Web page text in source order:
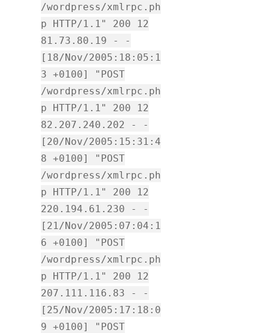
/wordpress/xmlrpc.ph
p HTTP/1.1" 200 12
81.73.80.19 - -
[18/Nov/2005:18:05:1
3 +0100] "POST
/wordpress/xmlrpc.ph
p HTTP/1.1" 200 12
82.207.240.202 - -
[20/Nov/2005:15:31:4
8 +0100] "POST
/wordpress/xmlrpc.ph
p HTTP/1.1" 200 12
220.194.61.230 - -
[21/Nov/2005:07:04:1
6 +0100] "POST
/wordpress/xmlrpc.ph
p HTTP/1.1" 200 12
207.111.116.83 - -
[25/Nov/2005:17:18:0
9 +0100] "POST